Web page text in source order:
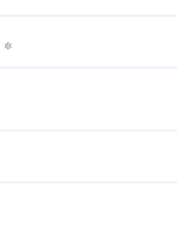
*